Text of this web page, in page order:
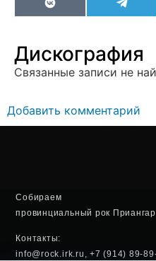
VK
Дискография
Связанные записи не
Добавить комментарий
Собираем
провинциальный рок
Контакты:
info@rock.irk.ru, +7 (914) 89-